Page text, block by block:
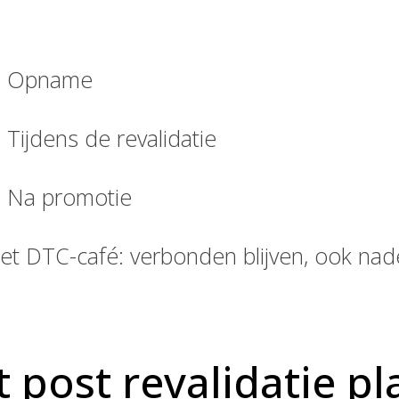
Opname
Tijdens de revalidatie
Na promotie
DTC-café: verbonden blijven, ook
post revalidatie